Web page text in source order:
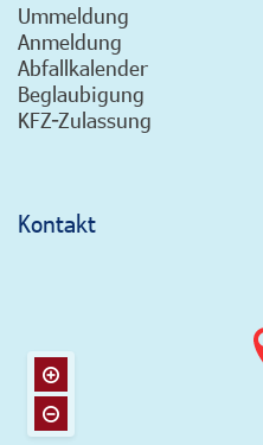
Ummeldung
Anmeldung
Abfallkalender
Beglaubigung
KFZ-Zulassung
Kontakt